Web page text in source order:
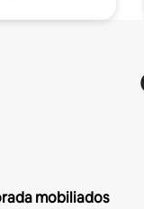
mobiliados